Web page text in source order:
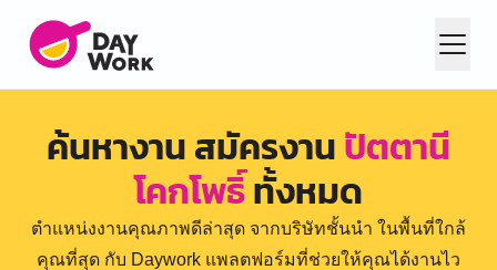
ค้นหางาน สมัครงานปัตตานี
โคกโพธิ์ทั้งหมด
ตำแหน่งงานคุณภาพดีล่าสุด จากบริษัทชั้นนำ ในพื้นที่ใกล้
คุณที่สุด กับ Daywork แพลตฟอร์มที่ช่วยให้คุณได้งานไว